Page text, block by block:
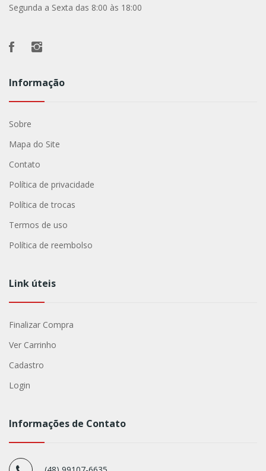
Segunda a Sexta das 8:00 às 18:00
Informação
Sobre
Mapa do Site
Contato
Política de privacidade
Política de trocas
Termos de uso
Política de reembolso
Link úteis
Finalizar Compra
Ver Carrinho
Cadastro
Login
Informações de Contato